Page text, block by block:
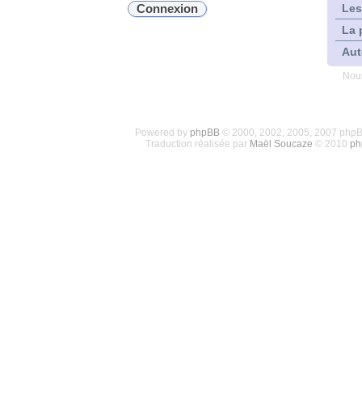
La
Powered by phpBB© 2000, 2002, 2005, 2007
Traduction réalisée par Maël Soucaze © 2010